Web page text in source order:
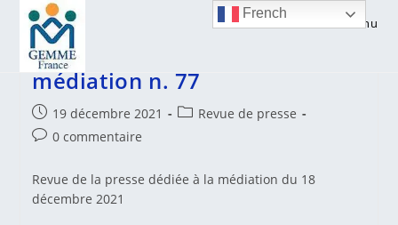
content
Menu
Actualités francophones de la
médiation n. 77
Publication
publiée :
19 décembre 2021
PostRevue de presse
Commentaires
la
publication :
0 commentaire
Revue de la presse dédiée à la médiation du 18
décembre 2021
French